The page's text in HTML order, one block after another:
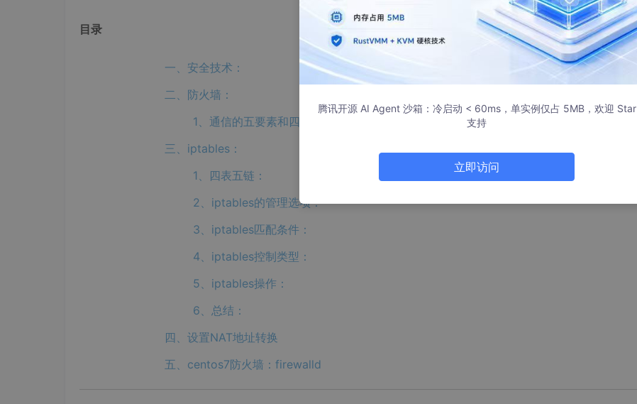
目录
一、安全技术：
二、防火墙：
1、通信的五要素和四要素？
三、iptables：
1、四表五链：
2、iptables的管理选项：
3、iptables匹配条件：
4、iptables控制类型：
5、iptables操作：
6、总结：
四、设置NAT地址转换
五、centos7防火墙：firewalld
腾讯开源 AI Agent 沙箱：冷启动 < 60ms，单实例仅占 5MB，欢迎 Star
支持
立即访问